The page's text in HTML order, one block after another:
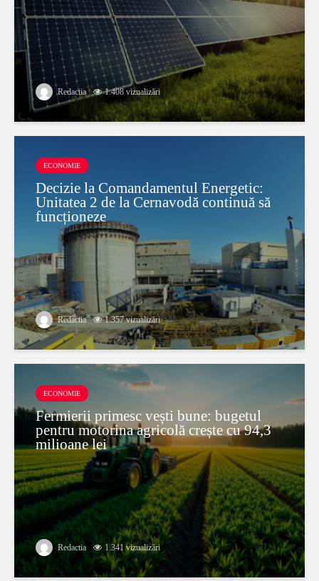
Redactia 1.408 vizualizări
ECONOMIE
Decizie la Comandamentul Energetic:
Unitatea 2 de la Cernavodă continuă să
funcționeze
Redactia 1.357 vizualizări
ECONOMIE
Fermierii primesc vești bune: bugetul
pentru motorina agricolă crește cu 94,3
milioane lei
Redactia 1.341 vizualizări